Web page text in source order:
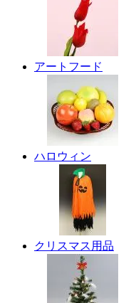
アートフード
ハロウィン
クリスマス用品